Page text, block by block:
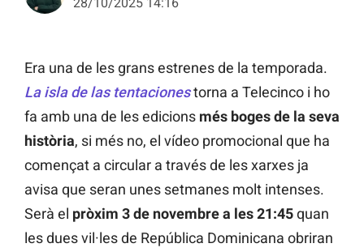
Era una de les grans estrenes de la temporada.
La isla de las tentacionestorna a Telecinco i ho
fa amb una de les edicions més boges de la seva
història, si més no, el vídeo promocional que ha
començat a circular a través de les xarxes ja
avisa que seran unes setmanes molt intenses.
Serà el pròxim 3 de novembre a les 21:45quan
les dues vil·les de República Dominicana obriran